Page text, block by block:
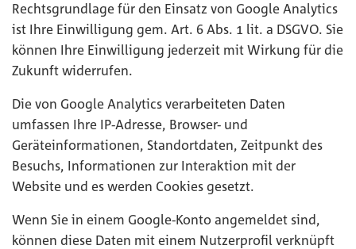
Rechtsgrundlage für den Einsatz von Google Analytics
ist Ihre Einwilligung gem. Art. 6 Abs. 1 lit. a DSGVO. Sie
können Ihre Einwilligung jederzeit mit Wirkung für die
Zukunft widerrufen.
Die von Google Analytics verarbeiteten Daten
umfassen Ihre IP-Adresse, Browser- und
Geräteinformationen, Standortdaten, Zeitpunkt des
Besuchs, Informationen zur Interaktion mit der
Website und es werden Cookies gesetzt.
Wenn Sie in einem Google-Konto angemeldet sind,
können diese Daten mit einem Nutzerprofil verknüpft